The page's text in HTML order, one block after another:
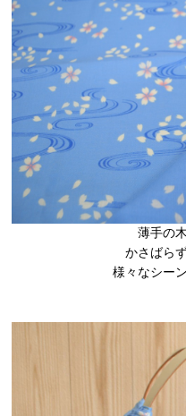
薄手の
かさばら
様々なシー